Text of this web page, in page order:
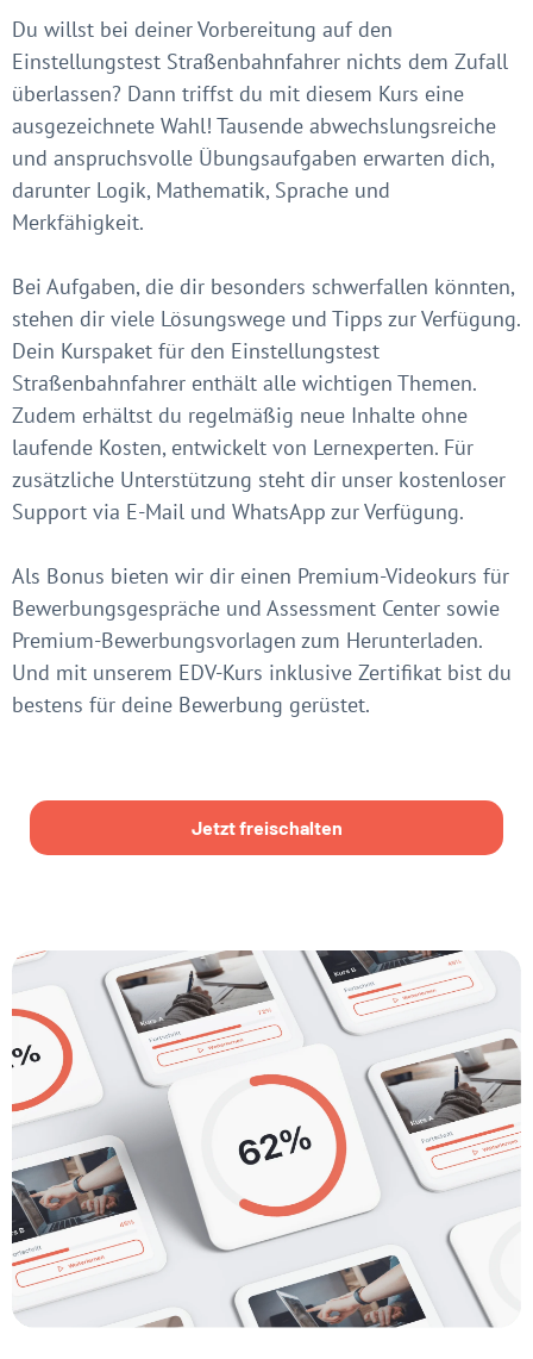
Du willst bei deiner Vorbereitung auf den
Einstellungstest Straßenbahnfahrer nichts dem Zufall
überlassen? Dann triffst du mit diesem Kurs eine
ausgezeichnete Wahl! Tausende abwechslungsreiche
und anspruchsvolle Übungsaufgaben erwarten dich,
darunter Logik, Mathematik, Sprache und
Merkfähigkeit.
Bei Aufgaben, die dir besonders schwerfallen könnten,
stehen dir viele Lösungswege und Tipps zur Verfügung.
Dein Kurspaket für den Einstellungstest
Straßenbahnfahrer enthält alle wichtigen Themen.
Zudem erhältst du regelmäßig neue Inhalte ohne
laufende Kosten, entwickelt von Lernexperten. Für
zusätzliche Unterstützung steht dir unser kostenloser
Support via E-Mail und WhatsApp zur Verfügung.
Als Bonus bieten wir dir einen Premium-Videokurs für
Bewerbungsgespräche und Assessment Center sowie
Premium-Bewerbungsvorlagen zum Herunterladen.
Und mit unserem EDV-Kurs inklusive Zertifikat bist du
bestens für deine Bewerbung gerüstet.
Jetzt freischalten